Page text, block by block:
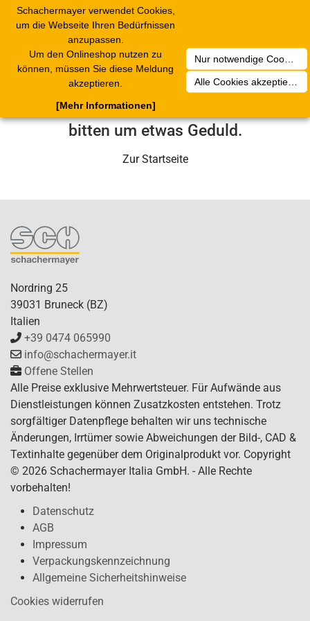
Schachermayer verwendet Cookies,
um die Webseite Ihren Bedürfnissen
anzupassen.
Um den Onlineshop nutzen zu
können, müssen Sie diese Meldung
akzeptieren.
Nur notwendige Cookies akzeptieren
Alle Cookies akzeptieren
[Mehr Informationen]
Leider ist ein technischer Fehler
aufgetreten. Unser Service-Team wird
sich in Kürze darum kümmern. Wir
bitten um etwas Geduld.
Zur Startseite
Nordring 25
39031 Bruneck (BZ)
Italien
+39 0474 065990
info@schachermayer.it
Offene Stellen
Alle Preise exklusive Mehrwertsteuer. Für Aufwände aus
Dienstleistungen können Zusatzkosten entstehen. Trotz
sorgfältiger Datenpflege behalten wir uns technische
Änderungen, Irrtümer sowie Abweichungen der Bild-, CAD &
Textinhalte gegenüber dem Originalprodukt vor. Copyright
© 2026 Schachermayer Italia GmbH. - Alle Rechte
vorbehalten!
Datenschutz
AGB
Impressum
Verpackungskennzeichnung
Allgemeine Sicherheitshinweise
Cookies widerrufen